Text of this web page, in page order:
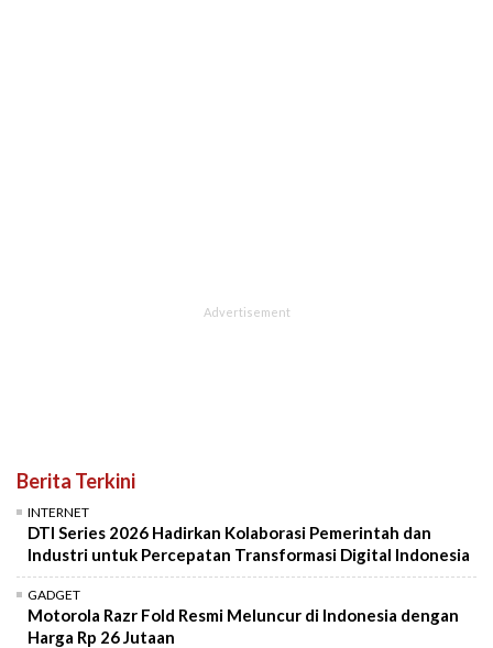
Berita Terkini
INTERNET
DTI Series 2026 Hadirkan Kolaborasi Pemerintah dan
Industri untuk Percepatan Transformasi Digital Indonesia
GADGET
Motorola Razr Fold Resmi Meluncur di Indonesia dengan
Harga Rp 26 Jutaan